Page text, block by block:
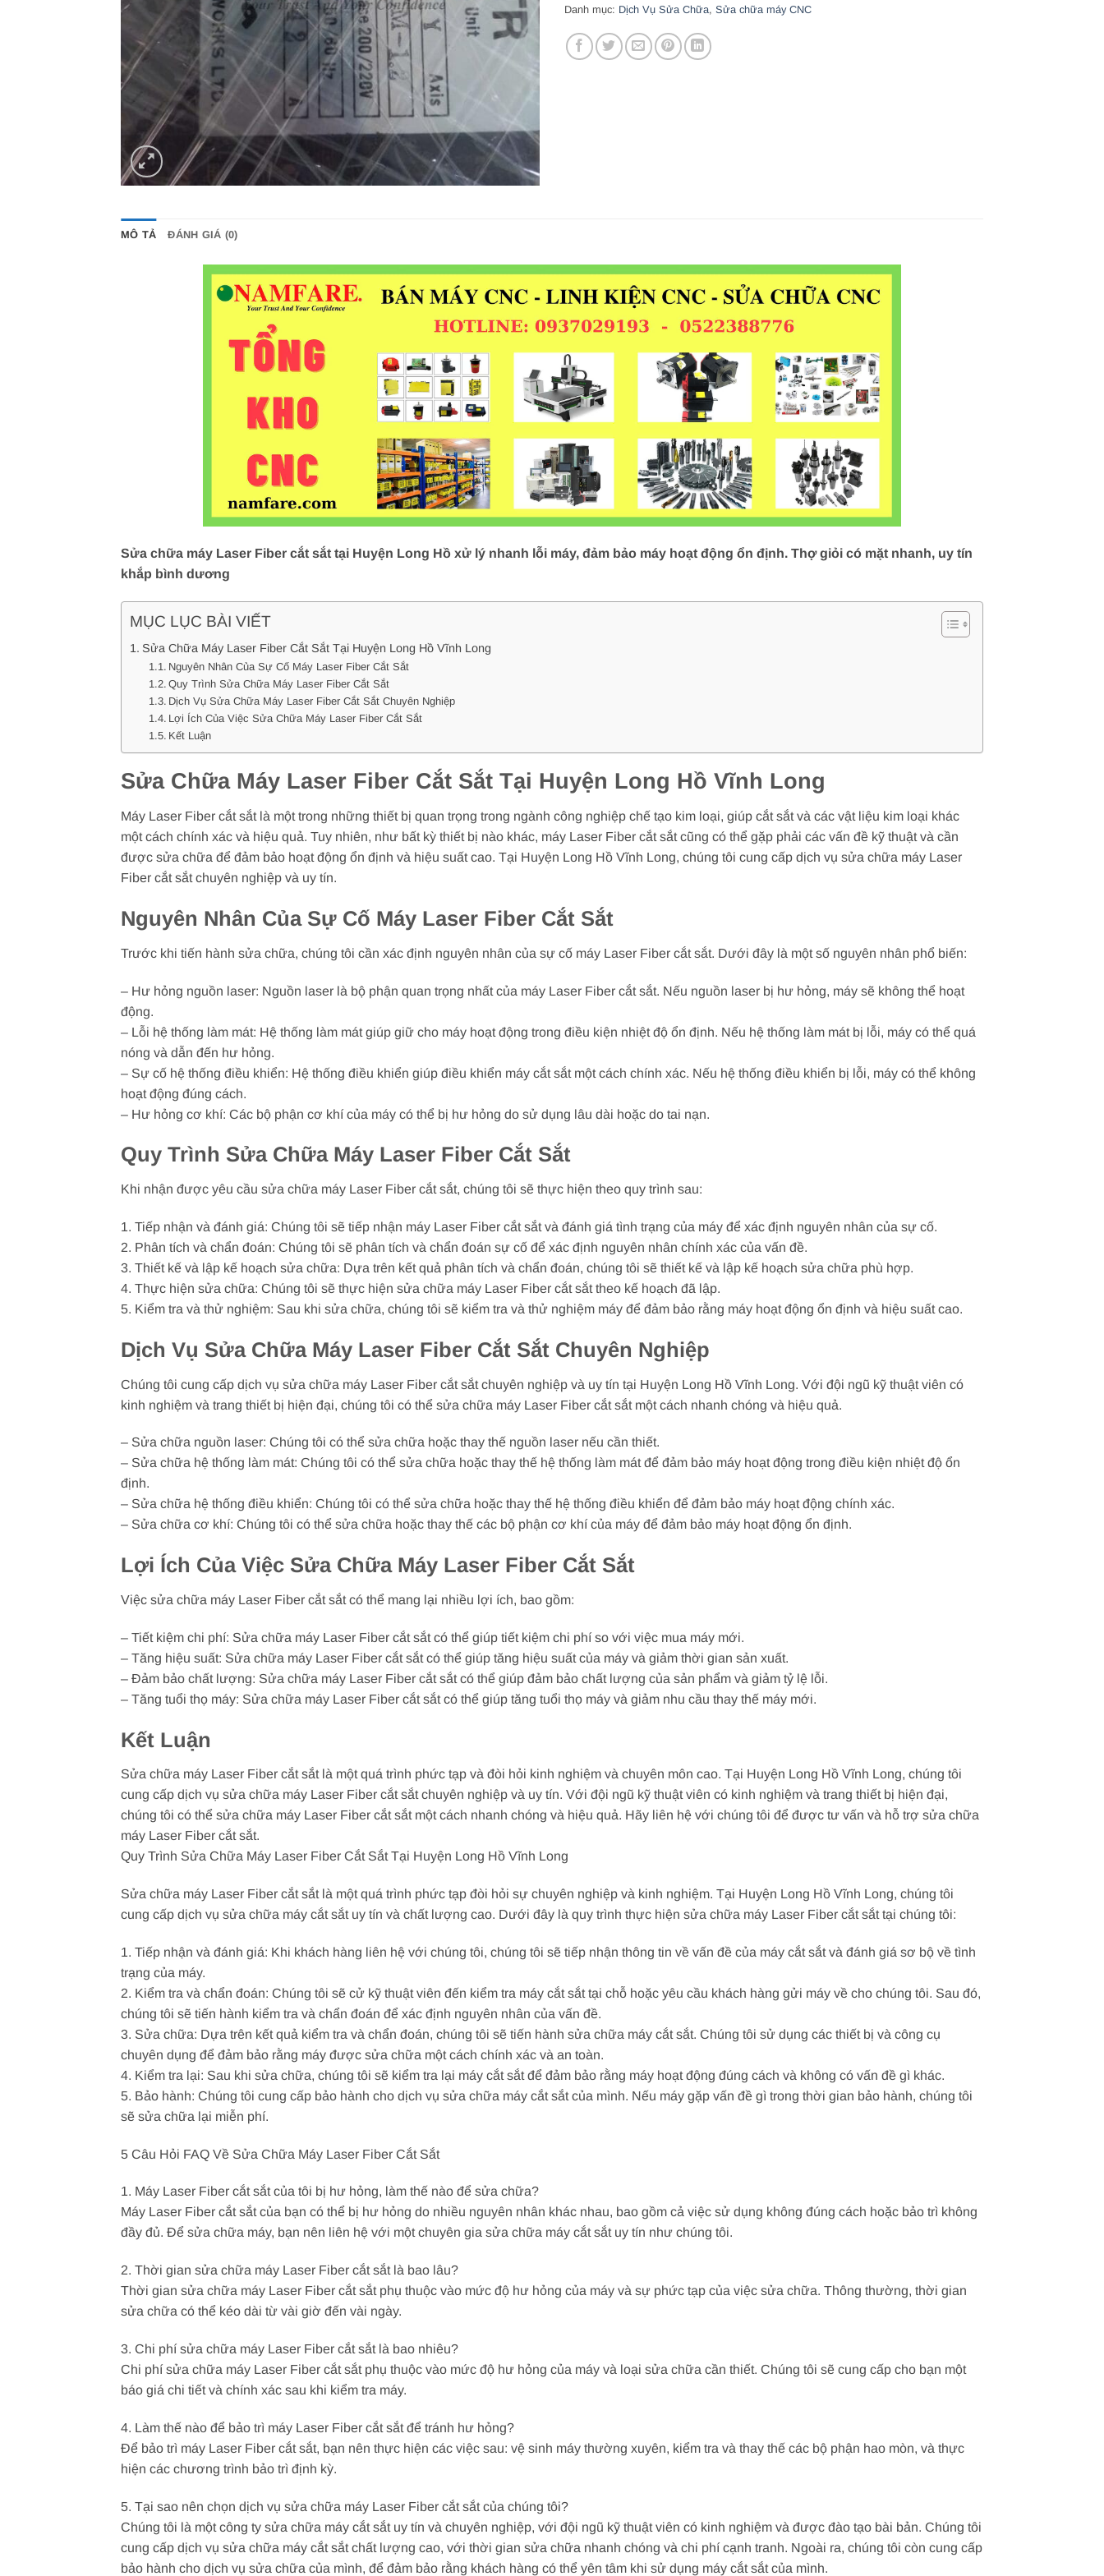
Danh mục: Dịch Vụ Sửa Chữa, Sửa chữa máy CNC
MÔ TẢ ĐÁNH GIÁ (0)
Sửa chữa máy Laser Fiber cắt sắt tại Huyện Long Hồ xử lý nhanh lỗi máy, đảm bảo máy hoạt động ổn định. Thợ giỏi có mặt nhanh, uy tín
khắp bình dương
MỤC LỤC BÀI VIẾT
Sửa Chữa Máy Laser Fiber Cắt Sắt Tại Huyện Long Hồ Vĩnh Long
Nguyên Nhân Của Sự Cố Máy Laser Fiber Cắt Sắt
Quy Trình Sửa Chữa Máy Laser Fiber Cắt Sắt
Dịch Vụ Sửa Chữa Máy Laser Fiber Cắt Sắt Chuyên Nghiệp
Lợi Ích Của Việc Sửa Chữa Máy Laser Fiber Cắt Sắt
Kết Luận
Sửa Chữa Máy Laser Fiber Cắt Sắt Tại Huyện Long Hồ Vĩnh Long
Máy Laser Fiber cắt sắt là một trong những thiết bị quan trọng trong ngành công nghiệp chế tạo kim loại, giúp cắt sắt và các vật liệu kim loại khác
một cách chính xác và hiệu quả. Tuy nhiên, như bất kỳ thiết bị nào khác, máy Laser Fiber cắt sắt cũng có thể gặp phải các vấn đề kỹ thuật và cần
được sửa chữa để đảm bảo hoạt động ổn định và hiệu suất cao. Tại Huyện Long Hồ Vĩnh Long, chúng tôi cung cấp dịch vụ sửa chữa máy Laser
Fiber cắt sắt chuyên nghiệp và uy tín.
Nguyên Nhân Của Sự Cố Máy Laser Fiber Cắt Sắt
Trước khi tiến hành sửa chữa, chúng tôi cần xác định nguyên nhân của sự cố máy Laser Fiber cắt sắt. Dưới đây là một số nguyên nhân phổ biến:
– Hư hỏng nguồn laser: Nguồn laser là bộ phận quan trọng nhất của máy Laser Fiber cắt sắt. Nếu nguồn laser bị hư hỏng, máy sẽ không thể hoạt
động.
– Lỗi hệ thống làm mát: Hệ thống làm mát giúp giữ cho máy hoạt động trong điều kiện nhiệt độ ổn định. Nếu hệ thống làm mát bị lỗi, máy có thể quá
nóng và dẫn đến hư hỏng.
– Sự cố hệ thống điều khiển: Hệ thống điều khiển giúp điều khiển máy cắt sắt một cách chính xác. Nếu hệ thống điều khiển bị lỗi, máy có thể không
hoạt động đúng cách.
– Hư hỏng cơ khí: Các bộ phận cơ khí của máy có thể bị hư hỏng do sử dụng lâu dài hoặc do tai nạn.
Quy Trình Sửa Chữa Máy Laser Fiber Cắt Sắt
Khi nhận được yêu cầu sửa chữa máy Laser Fiber cắt sắt, chúng tôi sẽ thực hiện theo quy trình sau:
1. Tiếp nhận và đánh giá: Chúng tôi sẽ tiếp nhận máy Laser Fiber cắt sắt và đánh giá tình trạng của máy để xác định nguyên nhân của sự cố.
2. Phân tích và chẩn đoán: Chúng tôi sẽ phân tích và chẩn đoán sự cố để xác định nguyên nhân chính xác của vấn đề.
3. Thiết kế và lập kế hoạch sửa chữa: Dựa trên kết quả phân tích và chẩn đoán, chúng tôi sẽ thiết kế và lập kế hoạch sửa chữa phù hợp.
4. Thực hiện sửa chữa: Chúng tôi sẽ thực hiện sửa chữa máy Laser Fiber cắt sắt theo kế hoạch đã lập.
5. Kiểm tra và thử nghiệm: Sau khi sửa chữa, chúng tôi sẽ kiểm tra và thử nghiệm máy để đảm bảo rằng máy hoạt động ổn định và hiệu suất cao.
Dịch Vụ Sửa Chữa Máy Laser Fiber Cắt Sắt Chuyên Nghiệp
Chúng tôi cung cấp dịch vụ sửa chữa máy Laser Fiber cắt sắt chuyên nghiệp và uy tín tại Huyện Long Hồ Vĩnh Long. Với đội ngũ kỹ thuật viên có
kinh nghiệm và trang thiết bị hiện đại, chúng tôi có thể sửa chữa máy Laser Fiber cắt sắt một cách nhanh chóng và hiệu quả.
– Sửa chữa nguồn laser: Chúng tôi có thể sửa chữa hoặc thay thế nguồn laser nếu cần thiết.
– Sửa chữa hệ thống làm mát: Chúng tôi có thể sửa chữa hoặc thay thế hệ thống làm mát để đảm bảo máy hoạt động trong điều kiện nhiệt độ ổn
định.
– Sửa chữa hệ thống điều khiển: Chúng tôi có thể sửa chữa hoặc thay thế hệ thống điều khiển để đảm bảo máy hoạt động chính xác.
– Sửa chữa cơ khí: Chúng tôi có thể sửa chữa hoặc thay thế các bộ phận cơ khí của máy để đảm bảo máy hoạt động ổn định.
Lợi Ích Của Việc Sửa Chữa Máy Laser Fiber Cắt Sắt
Việc sửa chữa máy Laser Fiber cắt sắt có thể mang lại nhiều lợi ích, bao gồm:
– Tiết kiệm chi phí: Sửa chữa máy Laser Fiber cắt sắt có thể giúp tiết kiệm chi phí so với việc mua máy mới.
– Tăng hiệu suất: Sửa chữa máy Laser Fiber cắt sắt có thể giúp tăng hiệu suất của máy và giảm thời gian sản xuất.
– Đảm bảo chất lượng: Sửa chữa máy Laser Fiber cắt sắt có thể giúp đảm bảo chất lượng của sản phẩm và giảm tỷ lệ lỗi.
– Tăng tuổi thọ máy: Sửa chữa máy Laser Fiber cắt sắt có thể giúp tăng tuổi thọ máy và giảm nhu cầu thay thế máy mới.
Kết Luận
Sửa chữa máy Laser Fiber cắt sắt là một quá trình phức tạp và đòi hỏi kinh nghiệm và chuyên môn cao. Tại Huyện Long Hồ Vĩnh Long, chúng tôi
cung cấp dịch vụ sửa chữa máy Laser Fiber cắt sắt chuyên nghiệp và uy tín. Với đội ngũ kỹ thuật viên có kinh nghiệm và trang thiết bị hiện đại,
chúng tôi có thể sửa chữa máy Laser Fiber cắt sắt một cách nhanh chóng và hiệu quả. Hãy liên hệ với chúng tôi để được tư vấn và hỗ trợ sửa chữa
máy Laser Fiber cắt sắt.
Quy Trình Sửa Chữa Máy Laser Fiber Cắt Sắt Tại Huyện Long Hồ Vĩnh Long
Sửa chữa máy Laser Fiber cắt sắt là một quá trình phức tạp đòi hỏi sự chuyên nghiệp và kinh nghiệm. Tại Huyện Long Hồ Vĩnh Long, chúng tôi
cung cấp dịch vụ sửa chữa máy cắt sắt uy tín và chất lượng cao. Dưới đây là quy trình thực hiện sửa chữa máy Laser Fiber cắt sắt tại chúng tôi:
1. Tiếp nhận và đánh giá: Khi khách hàng liên hệ với chúng tôi, chúng tôi sẽ tiếp nhận thông tin về vấn đề của máy cắt sắt và đánh giá sơ bộ về tình
trạng của máy.
2. Kiểm tra và chẩn đoán: Chúng tôi sẽ cử kỹ thuật viên đến kiểm tra máy cắt sắt tại chỗ hoặc yêu cầu khách hàng gửi máy về cho chúng tôi. Sau đó,
chúng tôi sẽ tiến hành kiểm tra và chẩn đoán để xác định nguyên nhân của vấn đề.
3. Sửa chữa: Dựa trên kết quả kiểm tra và chẩn đoán, chúng tôi sẽ tiến hành sửa chữa máy cắt sắt. Chúng tôi sử dụng các thiết bị và công cụ
chuyên dụng để đảm bảo rằng máy được sửa chữa một cách chính xác và an toàn.
4. Kiểm tra lại: Sau khi sửa chữa, chúng tôi sẽ kiểm tra lại máy cắt sắt để đảm bảo rằng máy hoạt động đúng cách và không có vấn đề gì khác.
5. Bảo hành: Chúng tôi cung cấp bảo hành cho dịch vụ sửa chữa máy cắt sắt của mình. Nếu máy gặp vấn đề gì trong thời gian bảo hành, chúng tôi
sẽ sửa chữa lại miễn phí.
5 Câu Hỏi FAQ Về Sửa Chữa Máy Laser Fiber Cắt Sắt
1. Máy Laser Fiber cắt sắt của tôi bị hư hỏng, làm thế nào để sửa chữa?
Máy Laser Fiber cắt sắt của bạn có thể bị hư hỏng do nhiều nguyên nhân khác nhau, bao gồm cả việc sử dụng không đúng cách hoặc bảo trì không
đầy đủ. Để sửa chữa máy, bạn nên liên hệ với một chuyên gia sửa chữa máy cắt sắt uy tín như chúng tôi.
2. Thời gian sửa chữa máy Laser Fiber cắt sắt là bao lâu?
Thời gian sửa chữa máy Laser Fiber cắt sắt phụ thuộc vào mức độ hư hỏng của máy và sự phức tạp của việc sửa chữa. Thông thường, thời gian
sửa chữa có thể kéo dài từ vài giờ đến vài ngày.
3. Chi phí sửa chữa máy Laser Fiber cắt sắt là bao nhiêu?
Chi phí sửa chữa máy Laser Fiber cắt sắt phụ thuộc vào mức độ hư hỏng của máy và loại sửa chữa cần thiết. Chúng tôi sẽ cung cấp cho bạn một
báo giá chi tiết và chính xác sau khi kiểm tra máy.
4. Làm thế nào để bảo trì máy Laser Fiber cắt sắt để tránh hư hỏng?
Để bảo trì máy Laser Fiber cắt sắt, bạn nên thực hiện các việc sau: vệ sinh máy thường xuyên, kiểm tra và thay thế các bộ phận hao mòn, và thực
hiện các chương trình bảo trì định kỳ.
5. Tại sao nên chọn dịch vụ sửa chữa máy Laser Fiber cắt sắt của chúng tôi?
Chúng tôi là một công ty sửa chữa máy cắt sắt uy tín và chuyên nghiệp, với đội ngũ kỹ thuật viên có kinh nghiệm và được đào tạo bài bản. Chúng tôi
cung cấp dịch vụ sửa chữa máy cắt sắt chất lượng cao, với thời gian sửa chữa nhanh chóng và chi phí cạnh tranh. Ngoài ra, chúng tôi còn cung cấp
bảo hành cho dịch vụ sửa chữa của mình, để đảm bảo rằng khách hàng có thể yên tâm khi sử dụng máy cắt sắt của mình.